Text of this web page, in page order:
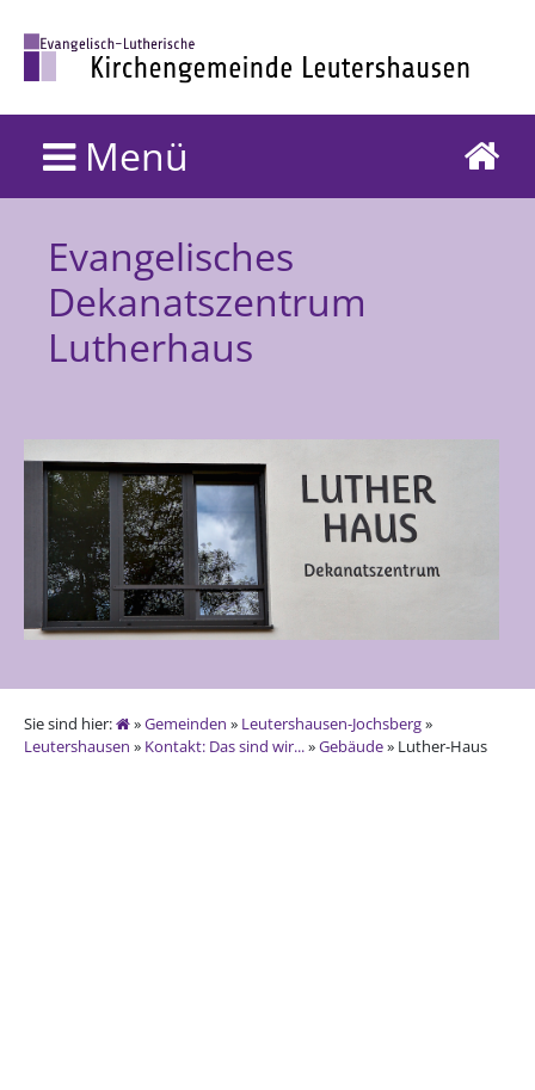
Menü
Evangelisches
Dekanatszentrum
Lutherhaus
Sie sind hier: »Gemeinden » Leutershausen-Jochsberg»
Leutershausen » Kontakt: Das sind wir...»Gebäude» Luther-Haus